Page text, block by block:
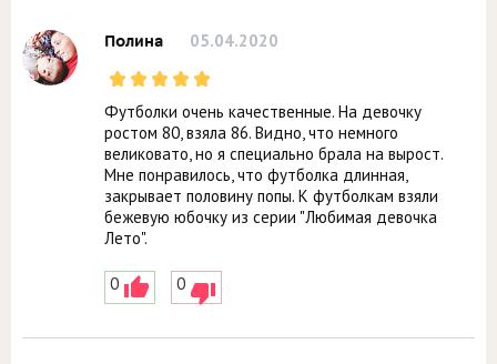
Полина 05.04.2020
Футболки очень качественные. На девочку
ростом 80, взяла 86. Видно, что немного
великовато, но я специально брала на вырост.
Мне понравилось, что футболка длинная,
закрывает половину попы. К футболкам взяли
бежевую юбочку из серии "Любимая девочка
Лето".
0 0